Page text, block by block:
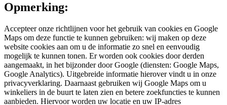
Opmerking:
Accepteer onze richtlijnen voor het gebruik van cookies en Google
Maps om deze functie te kunnen gebruiken: wij maken op deze
website cookies aan om u de informatie zo snel en eenvoudig
mogelijk te kunnen tonen. Er worden ook cookies door derden
aangemaakt, in het bijzonder door Google (diensten: Google Maps,
Google Analytics). Uitgebreide informatie hierover vindt u in onze
privacyverklaring. Daarnaast gebruiken wij Google Maps om u
winkeliers in de buurt te laten zien en betere zoekfuncties te kunnen
aanbieden. Hiervoor worden uw locatie en uw IP-adres